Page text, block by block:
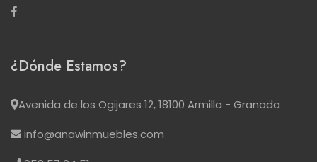
¿Dónde Estamos?
Avenida de los Ogijares 12, 18100 Armilla - Granada
info@anawinmuebles.com